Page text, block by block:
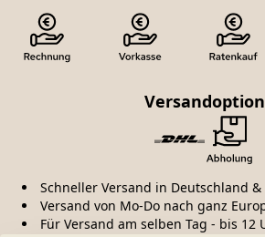
Versandoption
Schneller Versand in Deutschland
Versand von Mo-Do nach ganz
Für Versand am selben Tag - bis 12